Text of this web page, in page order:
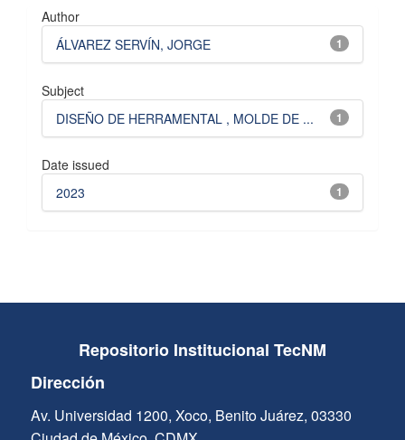
Author
1
ÁLVAREZ SERVÍN, JORGE
Subject
1
DISEÑO DE HERRAMENTAL , MOLDE DE ...
Date issued
1
2023
Repositorio Institucional TecNM
Dirección
Av. Universidad 1200, Xoco, Benito Juárez, 03330